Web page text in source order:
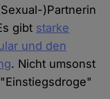
)Partnerin
gibt starke
und den
. Nicht umsonst